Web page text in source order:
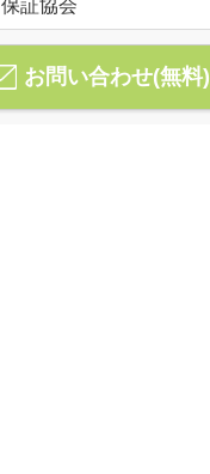
保証協会
お問い合わせ(無料)